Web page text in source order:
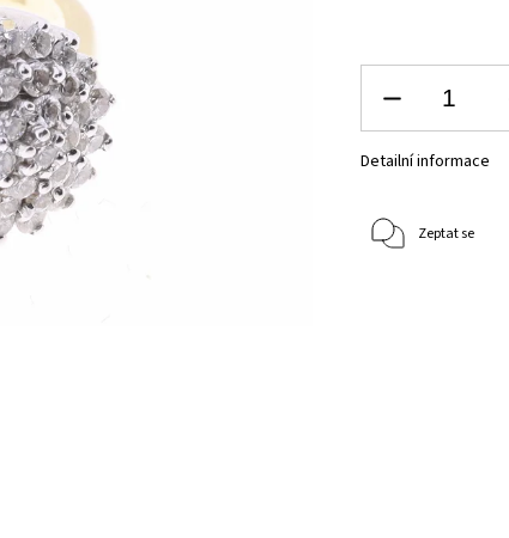
Detailní informace
Zeptat se